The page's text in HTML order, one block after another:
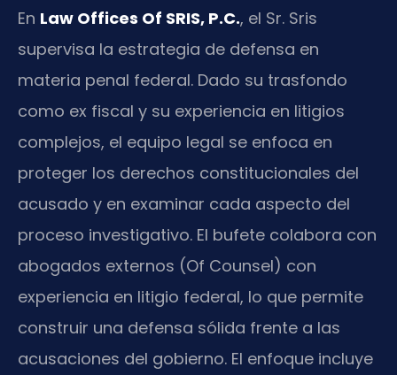
En Law Offices Of SRIS, P.C., el Sr. Sris
supervisa la estrategia de defensa en
materia penal federal. Dado su trasfondo
como ex fiscal y su experiencia en litigios
complejos, el equipo legal se enfoca en
proteger los derechos constitucionales del
acusado y en examinar cada aspecto del
proceso investigativo. El bufete colabora con
abogados externos (Of Counsel) con
experiencia en litigio federal, lo que permite
construir una defensa sólida frente a las
acusaciones del gobierno. El enfoque incluye